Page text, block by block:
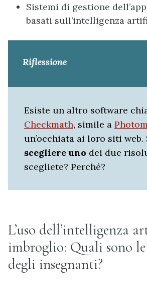
Sistemi di gestione
basati sull’intelligenza
Riflessione
Esiste un altro software
Checkmath, simile a
un’occhiata ai loro siti web.
scegliere uno dei due
scegliete? Perché?
L’uso dell’intelligenza
imbroglio: Quali sono
degli insegnanti?